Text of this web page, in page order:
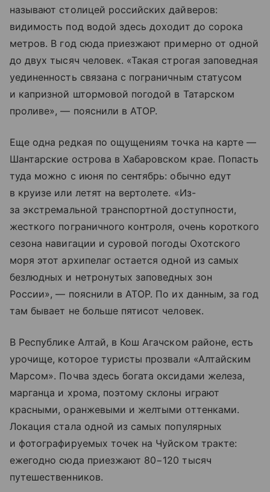
называют столицей российских дайверов:
видимость под водой здесь доходит до сорока
метров. В год сюда приезжают примерно от одной
до двух тысяч человек. «Такая строгая заповедная
уединенность связана с пограничным статусом
и капризной штормовой погодой в Татарском
проливе», — пояснили в АТОР.
Еще одна редкая по ощущениям точка на карте —
Шантарские острова в Хабаровском крае. Попасть
туда можно с июня по сентябрь: обычно едут
в круизе или летят на вертолете. «Из-
за экстремальной транспортной доступности,
жесткого пограничного контроля, очень короткого
сезона навигации и суровой погоды Охотского
моря этот архипелаг остается одной из самых
безлюдных и нетронутых заповедных зон
России», — пояснили в АТОР. По их данным, за год
там бывает не больше пятисот человек.
В Республике Алтай, в Кош Агачском районе, есть
урочище, которое туристы прозвали «Алтайским
Марсом». Почва здесь богата оксидами железа,
марганца и хрома, поэтому склоны играют
красными, оранжевыми и желтыми оттенками.
Локация стала одной из самых популярных
и фотографируемых точек на Чуйском тракте:
ежегодно сюда приезжают 80−120 тысяч
путешественников.